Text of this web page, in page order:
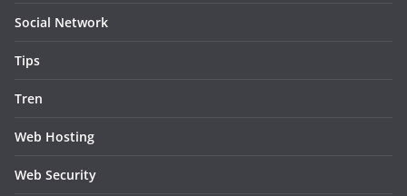
Social Network
Tips
Tren
Web Hosting
Web Security